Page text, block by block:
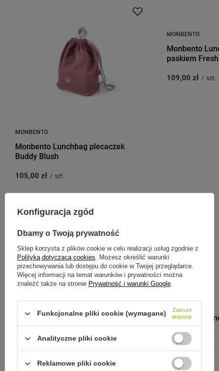
MONBENTO
Monbento Lunchbag plecaczek
Buddy Blush
105,00 zł / szt.
MONBENTO
Monbento
paskiem
109,00 zł / szt.
Zobacz inne produkty tego
producenta
MONBENTO
Monbento
Sense Jungle
219,00 zł
Konfiguracja zgód
Dbamy o Twoją prywatność
Sklep korzysta z plików cookie w celu realizacji usług zgodnie z
Polityką dotyczącą cookies. Możesz określić warunki
przechowywania lub dostępu do cookie w Twojej przeglądarce.
Więcej informacji na temat warunków i prywatności można
znaleźć także na stronie Prywatność i warunki Google.
Funkcjonalne pliki cookie (wymagane)
Zawsze
aktywne
Analityczne pliki cookie
Reklamowe pliki cookie